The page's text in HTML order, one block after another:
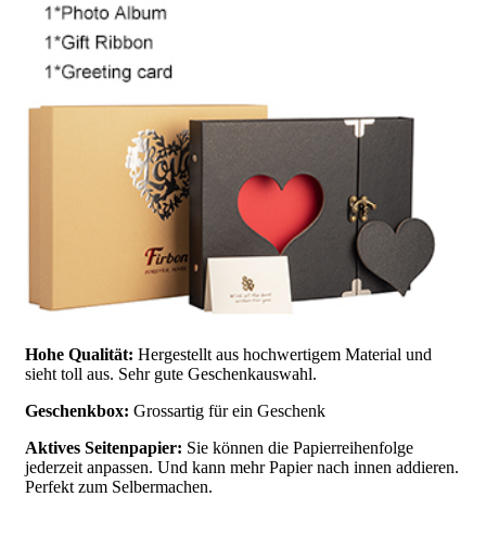
Hohe Qualität: Hergestellt aus hochwertigem Material und
sieht toll aus. Sehr gute Geschenkauswahl.
Geschenkbox: Grossartig für ein Geschenk
Aktives Seitenpapier: Sie können die Papierreihenfolge
jederzeit anpassen. Und kann mehr Papier nach innen addieren.
Perfekt zum Selbermachen.